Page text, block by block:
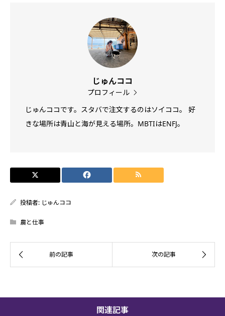
じゅんココ
プロフィール
じゅんココです。スタバで注文するのはソイココ。 好
きな場所は青山と海が見える場所。MBTIはENFJ。
投稿者: じゅんココ
農と仕事
関連記事